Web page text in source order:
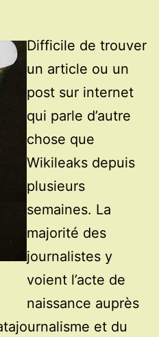
Difficile de trouver
un article ou un
post sur internet
qui parle d’autre
chose que
Wikileaks depuis
plusieurs
semaines. La
majorité des
journalistes y
voient l’acte de
naissance auprès
et du